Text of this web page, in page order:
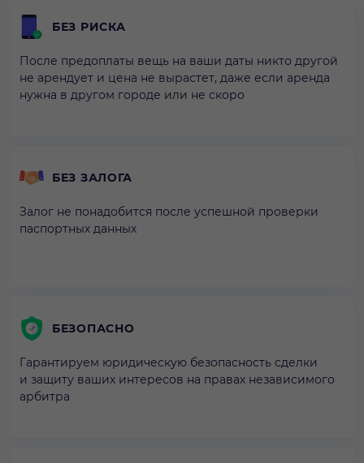
БЕЗ РИСКА
После предоплаты вещь на ваши даты никто другой
не арендует и цена не вырастет, даже если аренда
нужна в другом городе или не скоро
БЕЗ ЗАЛОГА
Залог не понадобится после успешной проверки
паспортных данных
БЕЗОПАСНО
Гарантируем юридическую безопасность сделки
и защиту ваших интересов на правах независимого
арбитра